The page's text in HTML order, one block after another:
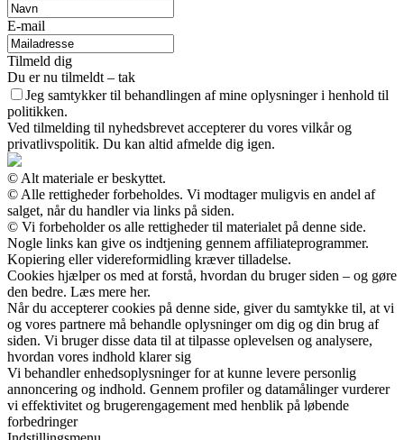
E-mail
Tilmeld dig
Du er nu tilmeldt – tak
Jeg samtykker til behandlingen af mine oplysninger i henhold til
politikken.
Ved tilmelding til nyhedsbrevet accepterer du vores vilkår og
privatlivspolitik. Du kan altid afmelde dig igen.
© Alt materiale er beskyttet.
© Alle rettigheder forbeholdes. Vi modtager muligvis en andel af
salget, når du handler via links på siden.
© Vi forbeholder os alle rettigheder til materialet på denne side.
Nogle links kan give os indtjening gennem affiliateprogrammer.
Kopiering eller videreformidling kræver tilladelse.
Cookies hjælper os med at forstå, hvordan du bruger siden – og gøre
den bedre. Læs mere her.
Når du accepterer cookies på denne side, giver du samtykke til, at vi
og vores partnere må behandle oplysninger om dig og din brug af
siden. Vi bruger disse data til at tilpasse oplevelsen og analysere,
hvordan vores indhold klarer sig
Vi behandler enhedsoplysninger for at kunne levere personlig
annoncering og indhold. Gennem profiler og datamålinger vurderer
vi effektivitet og brugerengagement med henblik på løbende
forbedringer